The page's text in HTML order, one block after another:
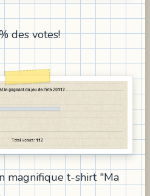
des votes!
magnifique t-shirt "Ma